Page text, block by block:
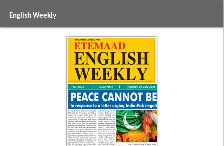
English Weekly